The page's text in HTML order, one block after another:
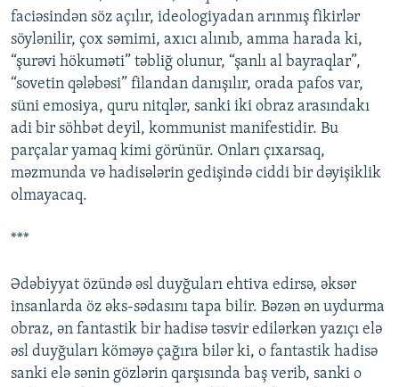
faciəsindən söz açılır, ideologiyadan arınmış fikirlər
söylənilir, çox səmimi, axıcı alınıb, amma harada ki,
“şurəvi hökuməti” təbliğ olunur, “şanlı al bayraqlar”,
“sovetin qələbəsi” filandan danışılır, orada pafos var,
süni emosiya, quru nitqlər, sanki iki obraz arasındakı
adi bir söhbət deyil, kommunist manifestidir. Bu
parçalar yamaq kimi görünür. Onları çıxarsaq,
məzmunda və hadisələrin gedişində ciddi bir dəyişiklik
olmayacaq.
***
Ədəbiyyat özündə əsl duyğuları ehtiva edirsə, əksər
insanlarda öz əks-sədasını tapa bilir. Bəzən ən uydurma
obraz, ən fantastik bir hadisə təsvir edilərkən yazıçı elə
əsl duyğuları köməyə çağıra bilər ki, o fantastik hadisə
sanki elə sənin gözlərin qarşısında baş verib, sanki o